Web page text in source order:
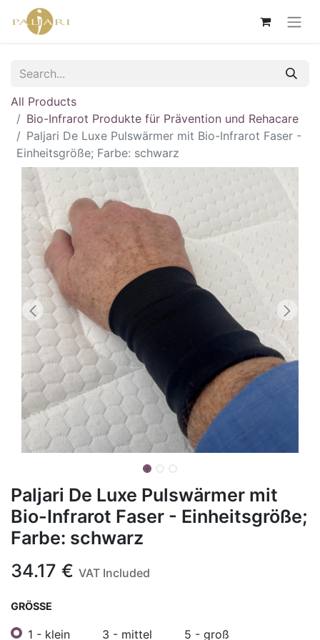
All Products
Bio-Infrarot Produkte für Prävention und Rehacare
Paljari De Luxe Pulswärmer mit Bio-Infrarot Faser -
Einheitsgröße; Farbe: schwarz
Paljari De Luxe Pulswärmer mit
Bio-Infrarot Faser - Einheitsgröße;
Farbe: schwarz
34.17 € VAT Included
GRÖSSE
1 - klein 3 - mittel 5 - groß